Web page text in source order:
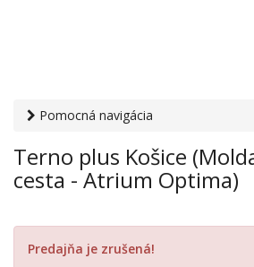
Pomocná navigácia
supermarkety › Terno plus Košice
Atrium Optima)
Terno plus Košice
cesta - Atrium Optima)
Predajňa je zrušená!